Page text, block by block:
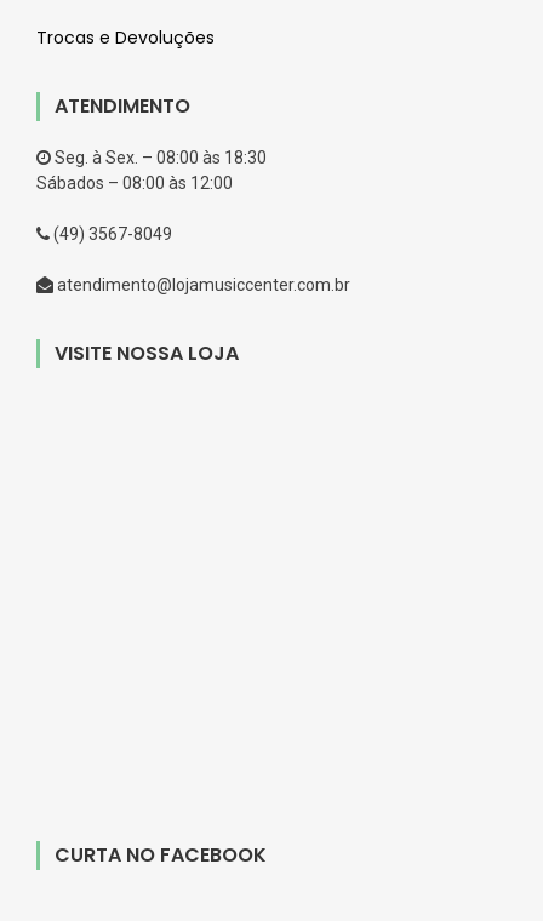
Trocas e Devoluções
ATENDIMENTO
Seg. à Sex. – 08:00 às 18:30
Sábados – 08:00 às 12:00
(49) 3567-8049
atendimento@lojamusiccenter.com.br
VISITE NOSSA LOJA
CURTA NO FACEBOOK